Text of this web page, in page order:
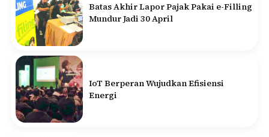
Batas Akhir Lapor Pajak Pakai e-Filling
Mundur Jadi 30 April
IoT Berperan Wujudkan Efisiensi
Energi